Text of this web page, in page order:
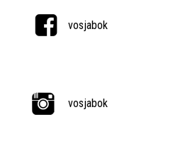
vosjabok
vosjabok